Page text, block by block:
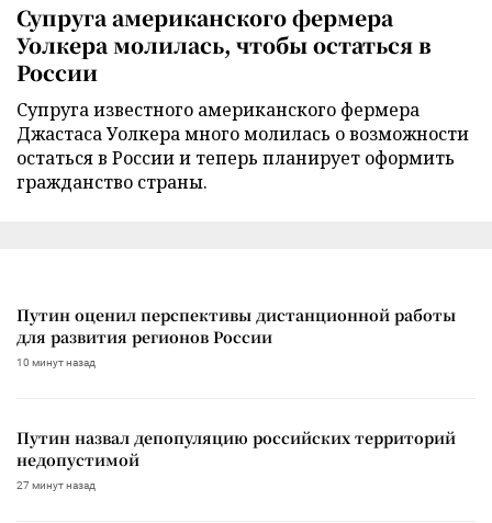
Супруга американского фермера
Уолкера молилась, чтобы остаться в
России
Супруга известного американского фермера
Джастаса Уолкера много молилась о возможности
остаться в России и теперь планирует оформить
гражданство страны.
Путин оценил перспективы дистанционной работы
для развития регионов России
10 минут назад
Путин назвал депопуляцию российских территорий
недопустимой
27 минут назад